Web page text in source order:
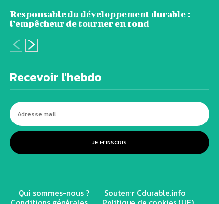
Responsable du développement durable :
l’empêcheur de tourner en rond
Recevoir l'hebdo
JE M'INSCRIS
Qui sommes-nous ? Soutenir Cdurable.info